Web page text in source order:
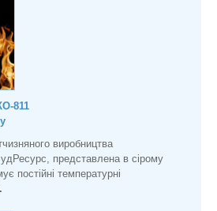
811
виробництва
представлена в сірому
постійні температурні